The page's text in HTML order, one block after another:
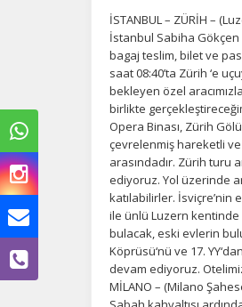
İSTANBUL – ZÜRİH –
İstanbul Sabiha Gökçen
bagaj teslim, bilet ve
saat 08:40’ta Zürih ‘e
bekleyen özel
birlikte
Opera Binası, Zürih
çevrelenmiş hareketli
arasındadır. Zürih turu
ediyoruz. Yol üzerinde
katılabilirler. İsviçre’nin
ile ünlü Luzern kentinde
bulacak, eski evlerin
Köprüsü‘nü ve 17.
devam ediyoruz.
MİLANO – (Milano